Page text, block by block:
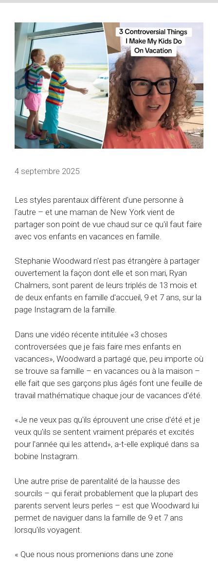
4 septembre 2025
Les styles parentaux diffèrent d'une personne à
l'autre – et une maman de New York vient de
partager son point de vue chaud sur ce qu'il faut faire
avec vos enfants en vacances en famille.
Stephanie Woodward n'est pas étrangère à partager
ouvertement la façon dont elle et son mari, Ryan
Chalmers, sont parent de leurs triplés de 13 mois et
de deux enfants en famille d'accueil, 9 et 7 ans, sur la
page Instagram de la famille.
Dans une vidéo récente intitulée «3 choses
controversées que je fais faire mes enfants en
vacances», Woodward a partagé que, peu importe où
se trouve sa famille – en vacances ou à la maison –
elle fait que ses garçons plus âgés font une feuille de
travail mathématique chaque jour de vacances d'été.
«Je ne veux pas qu'ils éprouvent une crise d'été et je
veux qu'ils se sentent vraiment préparés et excités
pour l'année qui les attend», a-t-elle expliqué dans sa
bobine Instagram.
Une autre prise de parentalité de la hausse des
sourcils – qui ferait probablement que la plupart des
parents servent leurs perles – est que Woodward lui
permet de naviguer dans la famille de 9 et 7 ans
lorsqu'ils voyagent.
« Que nous nous promenions dans une zone